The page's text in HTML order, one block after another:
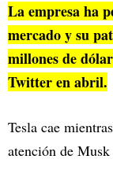
La empresa ha
mercado y su
millones de
Twitter en abril.
Tesla cae
atención de